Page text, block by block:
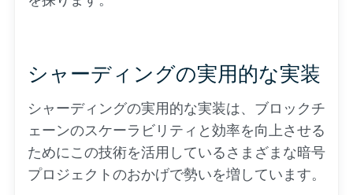
シャーディングの実用的な実装
シャーディングの実用的な実装は、ブロックチ
ェーンのスケーラビリティと効率を向上させる
ためにこの技術を活用しているさまざまな暗号
プロジェクトのおかげで勢いを増しています。